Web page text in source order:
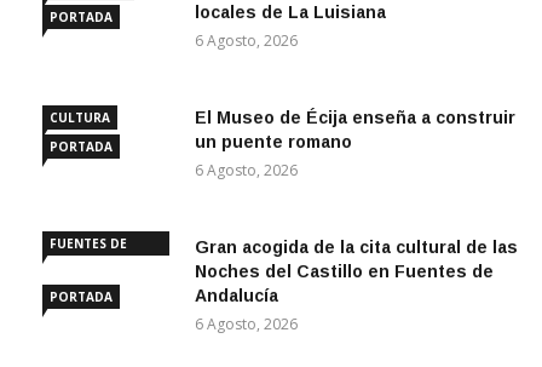
PORTADA
locales de La Luisiana
6 Agosto, 2026
CULTURA
PORTADA
El Museo de Écija enseña a construir
un puente romano
6 Agosto, 2026
FUENTES DE
PORTADA
Gran acogida de la cita cultural de las
Noches del Castillo en Fuentes de
Andalucía
6 Agosto, 2026